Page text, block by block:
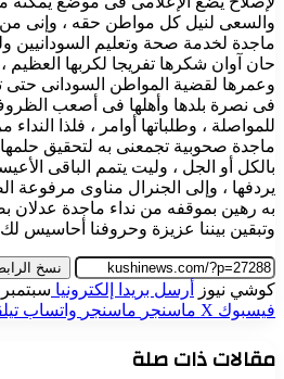
والسعى لنيل كل مواطن حقه ، وإنى من
ماجدة لخدمة صحة وتعليم السودانيين
حان آوان شكرها تفريجا لكربها
وعمرها لقضية المواطن السودانى حتى
فى نصرة بلدها وأهلها فى أصعب
للمواصلة ، وطلباتها أوامر ، فلذا
ماجدة صحوبية تجمعنى به لتحقيق حلمها
بالكل أو الجل ، وليت يتمم الباقى
يردفها ، وإلى الجنرال مناوى مرفوعة
به رهين بموقفه من نداء ماجدة عدلان
وتبقين بيننا عزيزة وحروفنا أحاسيس
نسخ
كوشي نيوز أرسل بريدا إلكترونيا سبتمبر 26, 2025
فيسبوك ‫X ماسنجر ماسنجر واتساب
مقالات ذات صلة